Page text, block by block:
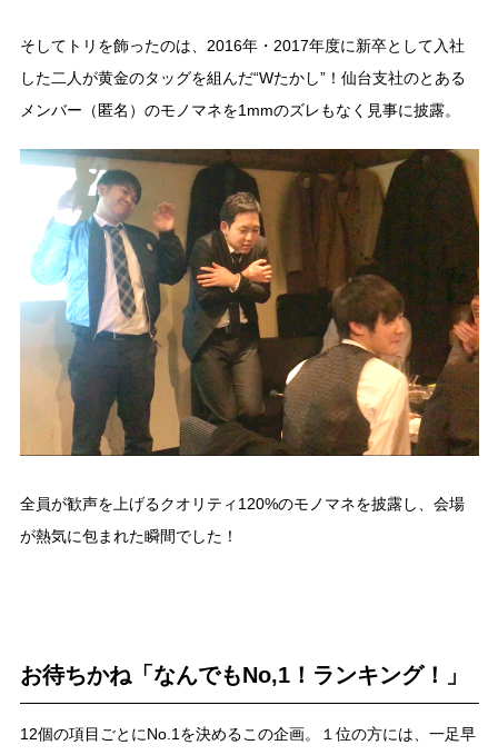
そしてトリを飾ったのは、2016年・2017年度に新卒として入社
した二人が黄金のタッグを組んだ“Wたかし”！仙台支社のとある
メンバー（匿名）のモノマネを1mmのズレもなく見事に披露。
全員が歓声を上げるクオリティ120%のモノマネを披露し、会場
が熱気に包まれた瞬間でした！
お待ちかね「なんでもNo,1！ランキング！」
12個の項目ごとにNo.1を決めるこの企画。１位の方には、一足早